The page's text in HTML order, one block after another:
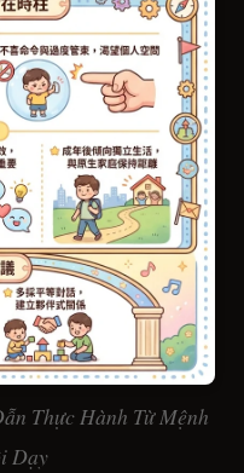
Thực Hành Từ Mệnh
Dạy